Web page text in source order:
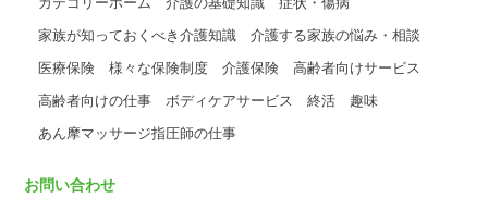
家族が知っておくべき介護知識
介護する家族の悩み・相談
医療保険
様々な保険制度 介護保険
高齢者向けサービス
高齢者向けの仕事
ボディケアサービス 終活
趣味
あん摩マッサージ指圧師の仕事
お問い合わせ